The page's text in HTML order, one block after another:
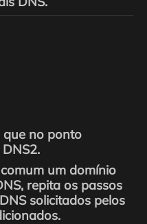
no ponto
um domínio
repita os passos
solicitados pelos